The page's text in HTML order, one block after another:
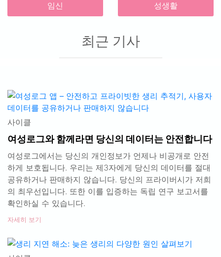
임신 성생활
최근 기사
사이클
여성로그와 함께라면 당신의 데이터는 안전합니다
여성로그에서는 당신의 개인정보가 언제나 비공개로 안전
하게 보호됩니다. 우리는 제3자에게 당신의 데이터를 절대
공유하거나 판매하지 않습니다. 당신의 프라이버시가 저희
의 최우선입니다. 또한 이를 입증하는 독립 연구 보고서를
확인하실 수 있습니다.
자세히 보기